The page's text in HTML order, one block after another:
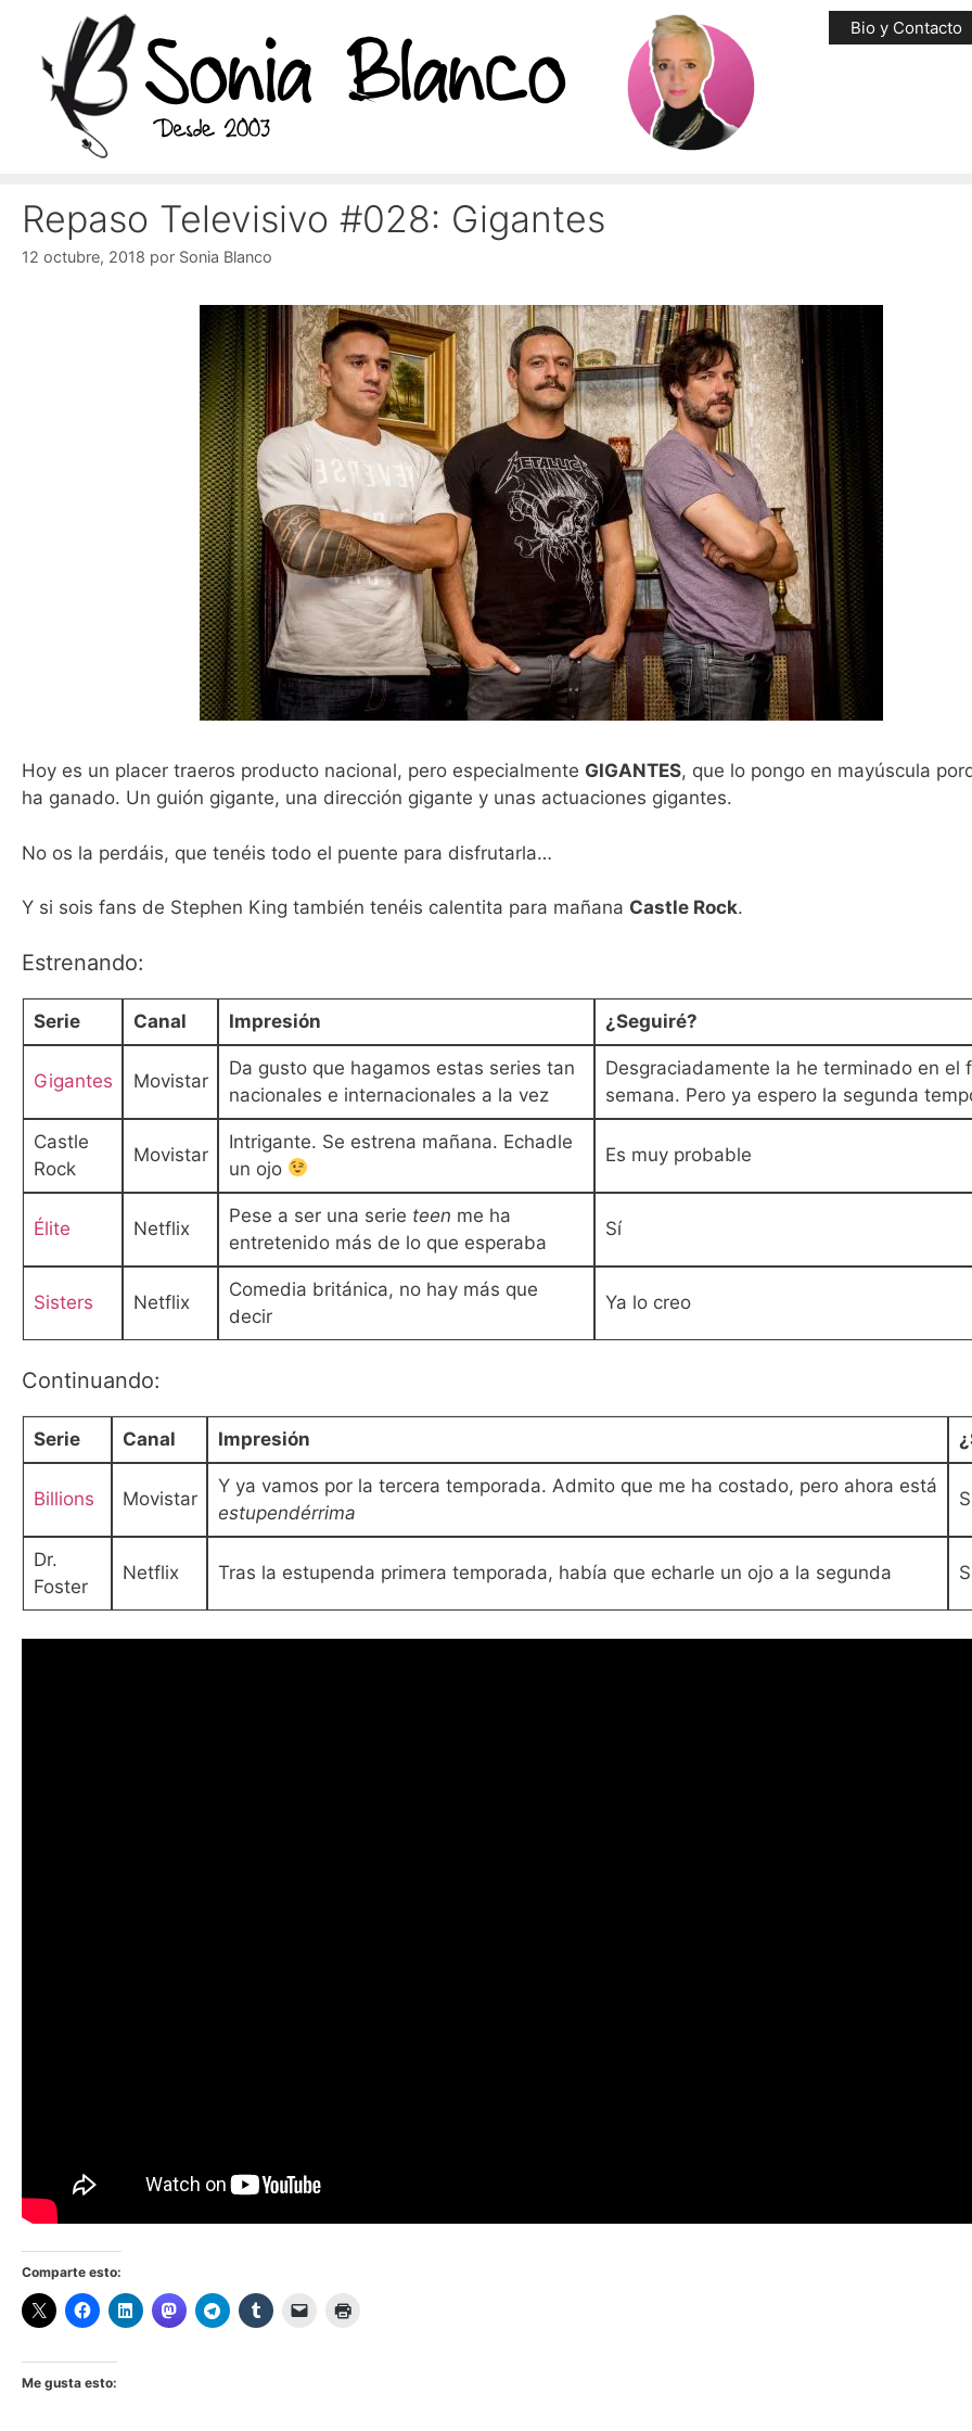
contenido
Bio y Contacto
Repaso Televisivo #028: Gigantes
12 octubre, 2018 por Sonia Blanco
Hoy es un placer traeros producto nacional, pero especialmente GIGANTES, que lo pongo en mayúscula
ha ganado. Un guión gigante, una dirección gigante y unas actuaciones gigantes.
No os la perdáis, que tenéis todo el puente para disfrutarla…
Y si sois fans de Stephen King también tenéis calentita para mañana Castle Rock.
Estrenando:
Serie Canal Impresión ¿Seguiré?
Gigantes Movistar
Da gusto que hagamos estas series tan
nacionales e internacionales a la vez
Desgraciadamente la he terminado en el
semana. Pero ya espero la segunda
Castle
Rock
Movistar
Intrigante. Se estrena mañana. Echadle
un ojo
Es muy probable
Élite Netflix
Pese a ser una serie teen me ha
entretenido más de lo que esperaba
Sí
Sisters Netflix
Comedia británica, no hay más que
decir
Ya lo creo
Continuando:
Serie Canal Impresión
Billions Movistar
Y ya vamos por la tercera temporada. Admito que me ha costado, pero ahora está
estupendérrima
Dr.
Foster
Netflix Tras la estupenda primera temporada, había que echarle un ojo a la segunda
Comparte esto:
Me gusta esto: